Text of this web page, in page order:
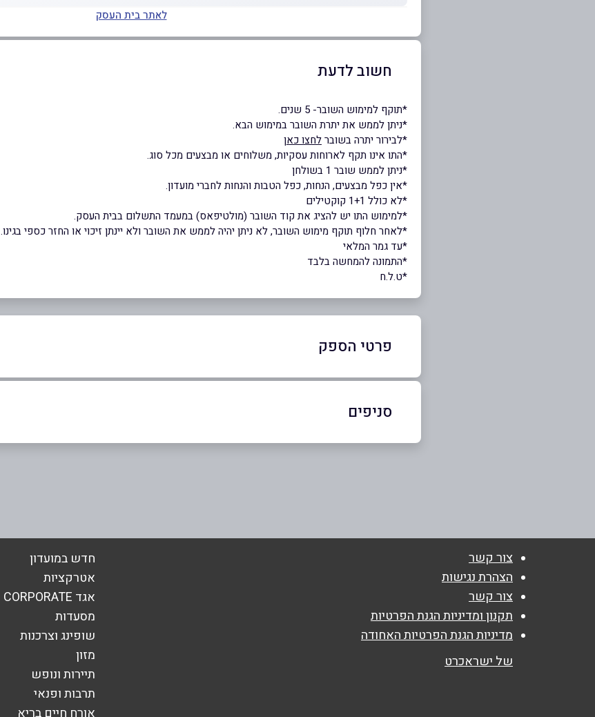
לאתר בית העסק
חשוב לדעת
*תוקף למימוש השובר- 5 שנים.
*ניתן לממש את יתרת השובר במימוש הבא.
*לבירור יתרה בשוברלחצו כאן
*התו אינו תקף לארוחות עסקיות, משלוחים או מבצעים מכל סוג.
*ניתן לממש שובר 1 בשולחן
*אין כפל מבצעים, הנחות, כפל הטבות והנחות לחברי מועדון.
*לא כולל 1+1 קוקטילים
*למימוש התו יש להציג את קוד השובר (מולטיפאס) במעמד התשלום בבית העסק.
*לאחר חלוף תוקף מימוש השובר, לא ניתן יהיה לממש את השובר ולא יינתן זיכוי או החזר כספי בגינו.
*עד גמר המלאי
*התמונה להמחשה בלבד
*ט.ל.ח
פרטי הספק
077-985-9373
באתר
טלפון* אימייל*
אנא חזרו אלי בקשר ל...
הודעה*
סניפים
צור קשר
הצהרת נגישות
צור קשר
תקנון ומדיניות הגנת הפרטיות
מדיניות הגנת הפרטיות האחודה
של ישראכרט
חדש במועדון
אטרקציות
אגד CORPORATE
מסעדות
שופינג וצרכנות
מזון
תיירות ונופש
תרבות ופנאי
אורח חיים בריא